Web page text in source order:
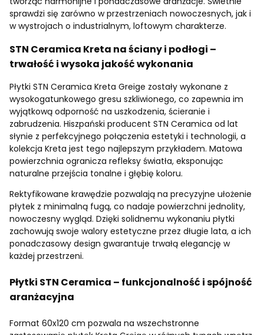
sprawdzi się zarówno w przestrzeniach nowoczesnych, jak i
w wystrojach o industrialnym, loftowym charakterze.
STN Ceramica Kreta na ściany i podłogi –
trwałość i wysoka jakość wykonania
Płytki STN Ceramica Kreta Greige zostały wykonane z
wysokogatunkowego gresu szkliwionego, co zapewnia im
wyjątkową odporność na uszkodzenia, ścieranie i
zabrudzenia. Hiszpański producent STN Ceramica od lat
słynie z perfekcyjnego połączenia estetyki i technologii, a
kolekcja Kreta jest tego najlepszym przykładem. Matowa
powierzchnia ogranicza refleksy światła, eksponując
naturalne przejścia tonalne i głębię koloru.
Rektyfikowane krawędzie pozwalają na precyzyjne ułożenie
płytek z minimalną fugą, co nadaje powierzchni jednolity,
nowoczesny wygląd. Dzięki solidnemu wykonaniu płytki
zachowują swoje walory estetyczne przez długie lata, a ich
ponadczasowy design gwarantuje trwałą elegancję w
każdej przestrzeni.
Płytki STN Ceramica – funkcjonalność i spójność
aranżacyjna
Format 60x120 cm pozwala na wszechstronne